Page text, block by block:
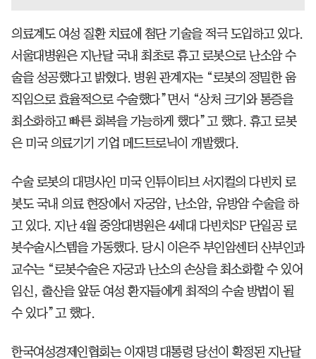
의료계도 여성 질환 치료에 첨단 기술을 적극 도입하고 있다.
서울대병원은 지난달 국내 최초로 휴고 로봇으로 난소암 수
술을 성공했다고 밝혔다. 병원 관계자는 “로봇의 정밀한 움
직임으로 효율적으로 수술했다”면서 “상처 크기와 통증을
최소화하고 빠른 회복을 가능하게 했다”고 했다. 휴고 로봇
은 미국 의료기기 기업 메드트로닉이 개발했다.
수술 로봇의 대명사인 미국 인튜이티브 서지컬의 다빈치 로
봇도 국내 의료 현장에서 자궁암, 난소암, 유방암 수술을 하
고 있다. 지난 4월 중앙대병원은 4세대 다빈치SP 단일공 로
봇수술시스템을 가동했다. 당시 이은주 부인암센터 산부인과
교수는 “로봇수술은 자궁과 난소의 손상을 최소화할 수 있어
임신, 출산을 앞둔 여성 환자들에게 최적의 수술 방법이 될
수 있다”고 했다.
한국여성경제인협회는 이재명 대통령 당선이 확정된 지난달